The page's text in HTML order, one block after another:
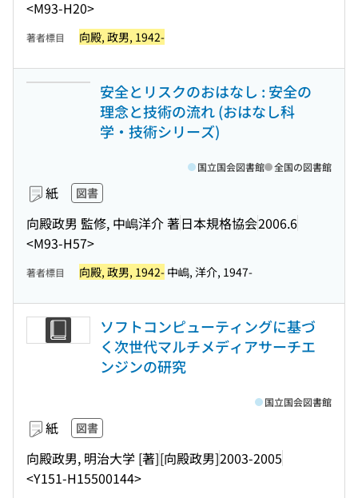
<M93-H20>
著者標目 向殿, 政男, 1942-
安全とリスクのおはなし : 安全の
理念と技術の流れ (おはなし科
学・技術シリーズ)
紙 図書
向殿政男 監修, 中嶋洋介 著日本規格協会2006.6
<M93-H57>
国立国会図書館 全国の図書館
著者標目 向殿, 政男, 1942- 中嶋, 洋介, 1947-
ソフトコンピューティングに基づ
く次世代マルチメディアサーチエ
ンジンの研究
紙 図書
向殿政男, 明治大学 [著][向殿政男]2003-2005
<Y151-H15500144>
国立国会図書館